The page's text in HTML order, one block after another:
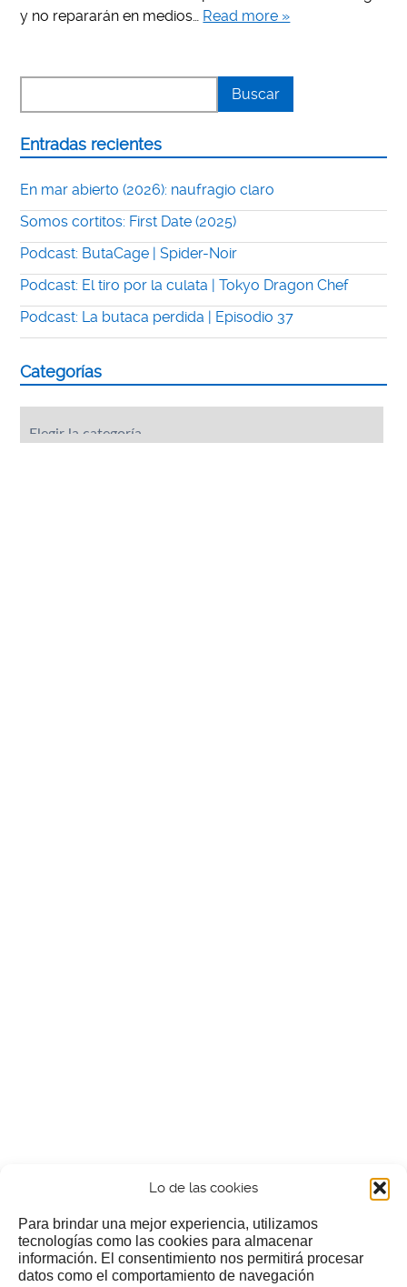
Lo de las cookies
Para brindar una mejor experiencia, utilizamos
tecnologías como las cookies para almacenar
información. El consentimiento nos permitirá procesar
datos como el comportamiento de navegación
y no repararán en medios… Read more »
Entradas recientes
En mar abierto (2026): naufragio claro
Somos cortitos: First Date (2025)
Podcast: ButaCage | Spider-Noir
Podcast: El tiro por la culata | Tokyo Dragon Chef
Podcast: La butaca perdida | Episodio 37
Categorías
¿Nos invitas a un cafecillo?